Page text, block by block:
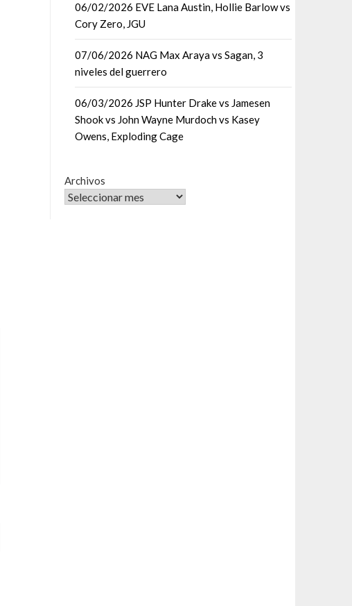
06/02/2026 EVE Lana Austin, Hollie Barlow vs
Cory Zero, JGU
07/06/2026 NAG Max Araya vs Sagan, 3
niveles del guerrero
06/03/2026 JSP Hunter Drake vs Jamesen
Shook vs John Wayne Murdoch vs Kasey
Owens, Exploding Cage
Archivos